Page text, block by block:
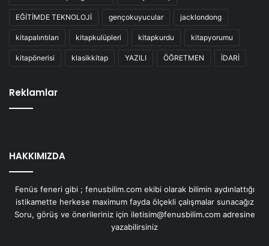
EĞİTİMDE TEKNOLOJİ gençokuyucular jacklondong
kitapalıntıları kitapkulüpleri kitapkurdu kitapyorumu
kitapönerisi klasikkitap YAZILI ÖĞRETMEN İDARİ
Reklamlar
HAKKIMIZDA
Fenüs feneri gibi ; fenusbilim.com ekibi olarak bilimin aydınlattığı
istikamette herkese maximum fayda ölçekli çalışmalar sunacağız
Soru, görüş ve önerileriniz için iletisim@fenusbilim.com adresine
yazabilirsiniz